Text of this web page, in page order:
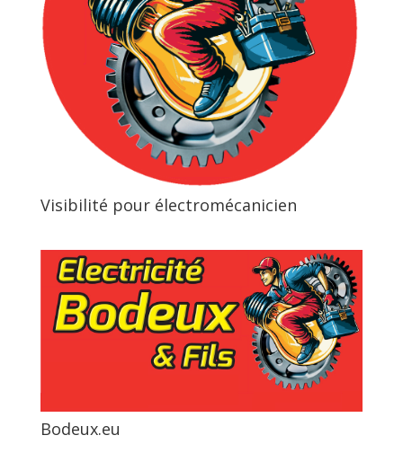
Visibilité pour électromécanicien
Bodeux.eu